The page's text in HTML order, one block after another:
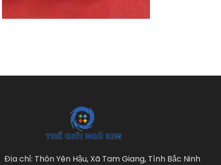
Địa chỉ: Thôn Yên Hậu, Xã Tam Giang, Tình Bắc Ninh